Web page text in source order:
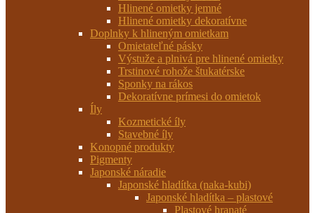
Hlinené omietky jemné
Hlinené omietky dekoratívne
Doplnky k hlineným omietkam
Omietateľné pásky
Výstuže a plnivá pre hlinené omietky
Trstinové rohože štukatérske
Sponky na rákos
Dekoratívne prímesi do omietok
Íly
Kozmetické íly
Stavebné íly
Konopné produkty
Pigmenty
Japonské náradie
Japonské hladítka (naka-kubi)
Japonské hladítka – plastové
Plastové hranaté